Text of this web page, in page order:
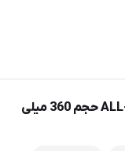
محلول شستشوی لنز برند زایس ALL-IN-ONE حجم 360 میلی